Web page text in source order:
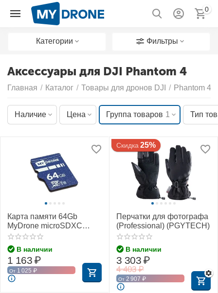
0
Категории Фильтры
Аксессуары для DJI Phantom 4
Главная / Каталог / Товары для дронов DJI / Phantom 4
Наличие Цена Группа товаров 1 Тип
Карта памяти 64Gb
MyDrone microSDXC
Class 10 UHS-I U3
(MIXZA)
В наличии
1 163₽
От 1 025 ₽
Скидка 25%
Перчатки для фотографа
(Professional) (PGYTECH)
В наличии
4 403 ₽
3 303₽
От 2 907 ₽